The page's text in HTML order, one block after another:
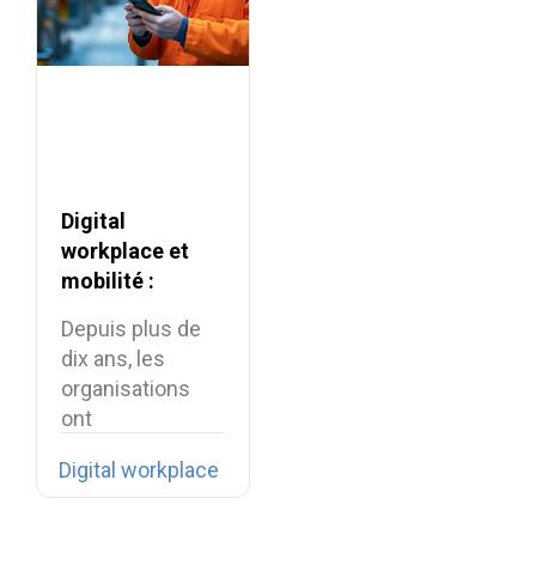
Digital
workplace et
mobilité :
connecter les
collaborateurs
terrain ?
Depuis plus de
dix ans, les
organisations
ont
transformé leur
Digital workplace